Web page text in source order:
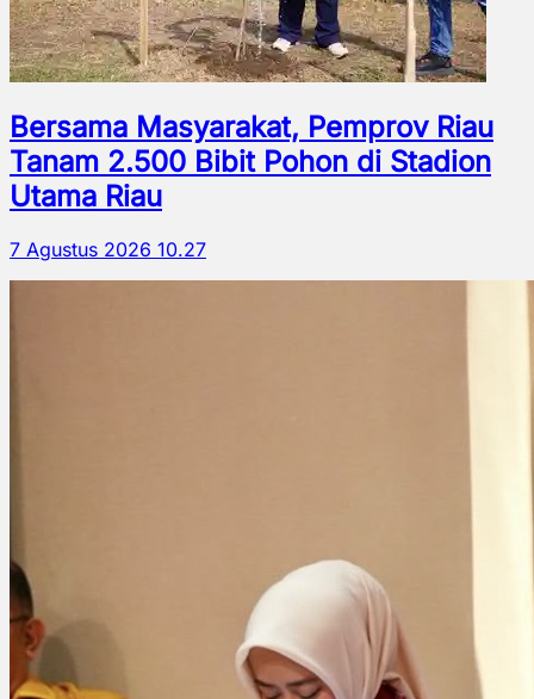
Bersama Masyarakat, Pemprov Riau
Tanam 2.500 Bibit Pohon di Stadion
Utama Riau
7 Agustus 2026 10.27